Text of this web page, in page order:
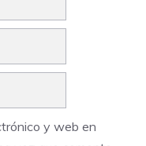
y web en